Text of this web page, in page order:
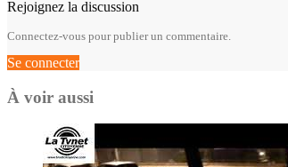
Rejoignez la discussion
Connectez-vous pour publier un commentaire.
Se connecter
À voir aussi